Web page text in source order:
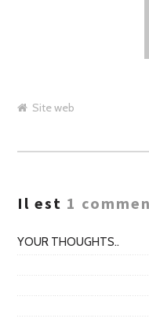
LESSite web
Il est 1